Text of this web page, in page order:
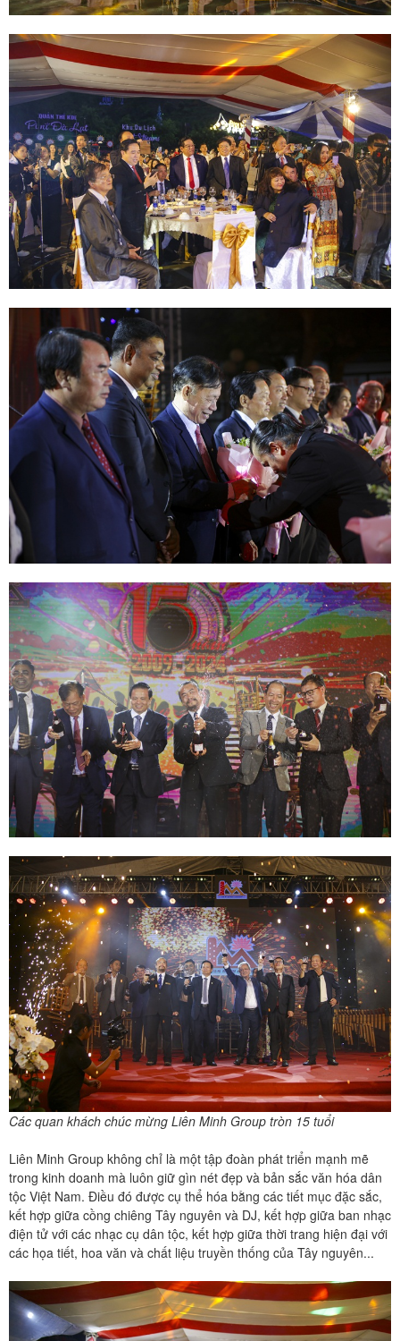
Các quan khách chúc mừng Liên Minh Group tròn 15 tuổi
Liên Minh Group không chỉ là một tập đoàn phát triển mạnh mẽ
trong kinh doanh mà luôn giữ gìn nét đẹp và bản sắc văn hóa dân
tộc Việt Nam. Điều đó được cụ thể hóa bằng các tiết mục đặc sắc,
kết hợp giữa cồng chiêng Tây nguyên và DJ, kết hợp giữa ban nhạc
điện tử với các nhạc cụ dân tộc, kết hợp giữa thời trang hiện đại với
các họa tiết, hoa văn và chất liệu truyền thống của Tây nguyên...